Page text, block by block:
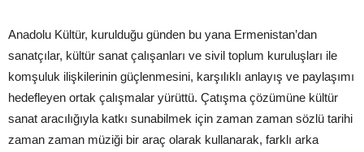
Anadolu Kültür, kurulduğu günden bu yana Ermenistan’dan
sanatçılar, kültür sanat çalışanları ve sivil toplum kuruluşları ile
komşuluk ilişkilerinin güçlenmesini, karşılıklı anlayış ve paylaşımı
hedefleyen ortak çalışmalar yürüttü. Çatışma çözümüne kültür
sanat aracılığıyla katkı sunabilmek için zaman zaman sözlü tarihi
zaman zaman müziği bir araç olarak kullanarak, farklı arka